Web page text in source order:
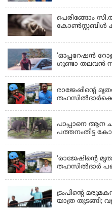
പെരിങ്ങോം
കോൺസ്റ്റബിൾ
'ഓപ്പറേഷൻ
ഗുണ്ടാ തലവൻ
രാജേഷിന്റെ
പാപ്പാനെ ആന
പത്തനംതിട്ട
‘രാജേഷിന്‍റെ
തഹസില്‍ദാര്‍
ട്രംപിന്റെ
യാത്ര തുടങ്ങി;